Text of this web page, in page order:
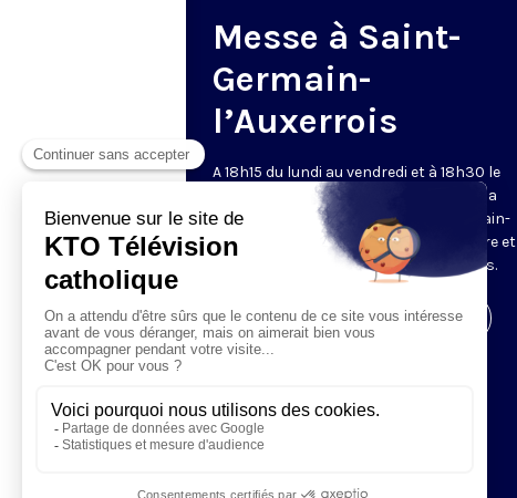
Messe à Saint-
Germain-
l’Auxerrois
A 18h15 du lundi au vendredi et à 18h30 le
samedi et dimanche, KTO retransmet la
messe en direct de l'église Saint-Germain-
l'Auxerrois, grâce au recteur archiprêtre et
aux chapelains de Notre-Dame de Paris.
Visiter la page de l'émission